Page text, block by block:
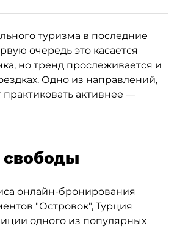
туризма в последние
очередь это касается
но тренд прослеживается и
Одно из направлений,
практиковать активнее —
свободы
онлайн-бронирования
"Островок", Турция
одного из популярных